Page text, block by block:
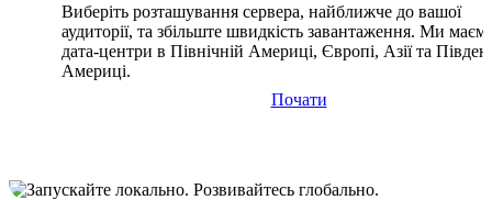
Виберіть розташування сервера, найближче до вашої
аудиторії, та збільште швидкість завантаження. Ми
дата-центри в Північній Америці, Європі, Азії та
Америці.
Почати